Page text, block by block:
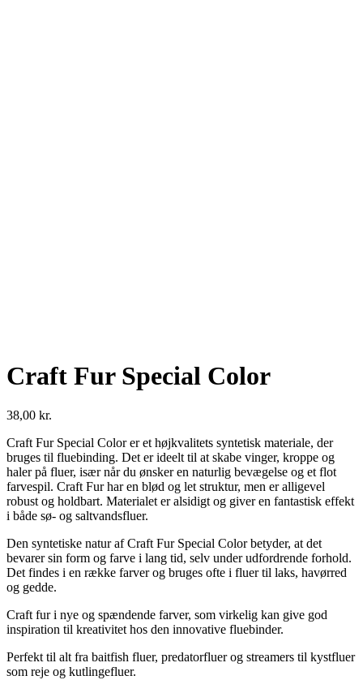
Craft Fur Special Color
38,00 kr.
Craft Fur Special Color er et højkvalitets syntetisk materiale, der
bruges til fluebinding. Det er ideelt til at skabe vinger, kroppe og
haler på fluer, især når du ønsker en naturlig bevægelse og et flot
farvespil. Craft Fur har en blød og let struktur, men er alligevel
robust og holdbart. Materialet er alsidigt og giver en fantastisk effekt
i både sø- og saltvandsfluer.
Den syntetiske natur af Craft Fur Special Color betyder, at det
bevarer sin form og farve i lang tid, selv under udfordrende forhold.
Det findes i en række farver og bruges ofte i fluer til laks, havørred
og gedde.
Craft fur i nye og spændende farver, som virkelig kan give god
inspiration til kreativitet hos den innovative fluebinder.
Perfekt til alt fra baitfish fluer, predatorfluer og streamers til kystfluer
som reje og kutlingefluer.